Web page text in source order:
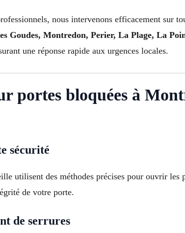
nous intervenons efficacement sur
Goudes, Montredon, Perier, La Plage, La
une réponse rapide aux urgences locales.
portes bloquées à
sécurité
utilisent des méthodes précises pour ouvrir les
de votre porte.
de serrures